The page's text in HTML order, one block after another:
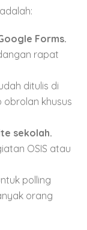
Forms.
rapat
ditulis di
khusus
sekolah.
OSIS atau
polling
orang